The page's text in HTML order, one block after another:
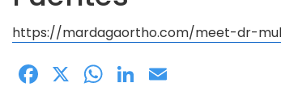
https://mardagaortho.com/meet-dr-
Facebook
X WhatsApp
LinkedIn